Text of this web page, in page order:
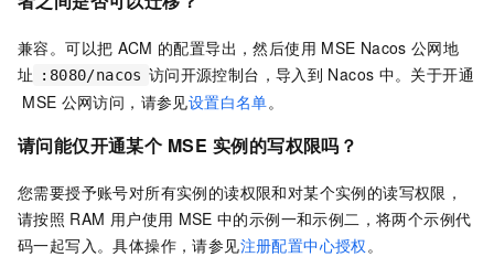
兼容。可以把 ACM 的配置导出，然后使用 MSE Nacos 公网地
址
:8080/nacos 访问开源控制台，导入到 Nacos 中。关于开通
MSE 公网访问，请参见设置白名单。
请问能仅开通某个 MSE 实例的写权限吗？
您需要授予账号对所有实例的读权限和对某个实例的读写权限，
请按照 RAM 用户使用 MSE 中的示例一和示例二，将两个示例代
码一起写入。具体操作，请参见注册配置中心授权 。